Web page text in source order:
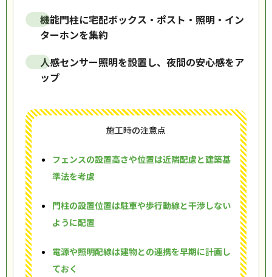
機能門柱に宅配ボックス・ポスト・照明・イン
ターホンを集約
人感センサー照明を設置し、夜間の安心感をア
ップ
施工時の注意点
フェンスの設置高さや位置は近隣配慮と建築基
準法を考慮
門柱の設置位置は駐車や歩行動線と干渉しない
ように配置
電源や照明配線は建物との連携を早期に計画し
ておく